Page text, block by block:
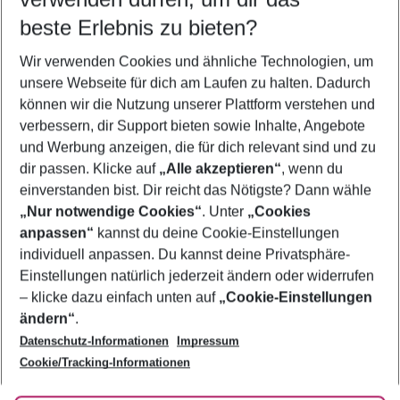
5-8 Nächte
2 Erwachsene Keine Kinder
Mehr Filter anzeigen
Footer
Footer navigation
Über uns
AGB
Bestpreisgarantie
Cookie-Einstellungen ändern
Cookie-Richtlinie
Agenturbetreuung
Barrierefreies Reisen
Folge uns
beste Erlebnis zu bieten?
Wir verwenden Cookies und ähnliche Technologien, um
unsere Webseite für dich am Laufen zu halten. Dadurch
können wir die Nutzung unserer Plattform verstehen und
verbessern, dir Support bieten sowie Inhalte, Angebote
und Werbung anzeigen, die für dich relevant sind und zu
dir passen. Klicke auf „Alle akzeptieren“, wenn du
einverstanden bist. Dir reicht das Nötigste? Dann wähle
„Nur notwendige Cookies“. Unter „Cookies
anpassen“ kannst du deine Cookie-Einstellungen
individuell anpassen. Du kannst deine Privatsphäre-
Einstellungen natürlich jederzeit ändern oder widerrufen
– klicke dazu einfach unten auf „Cookie-Einstellungen
ändern“.
Datenschutz-Informationen
Impressum
Cookie/Tracking-Informationen